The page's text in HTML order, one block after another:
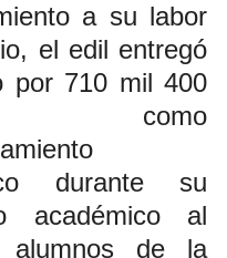
a su labor
el edil entregó
por 710 mil 400
como
durante su
académico al
de la